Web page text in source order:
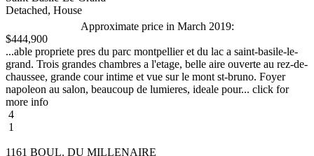
Detached, House
Approximate price in March 2019:
$444,900
...able propriete pres du parc montpellier et du lac a saint-basile-le-
grand. Trois grandes chambres a l'etage, belle aire ouverte au rez-de-
chaussee, grande cour intime et vue sur le mont st-bruno. Foyer
napoleon au salon, beaucoup de lumieres, ideale pour... click for
more info
4
1
1161 BOUL. DU MILLENAIRE